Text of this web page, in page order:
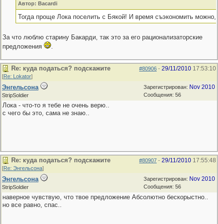
Автор: Bacardi
Тогда проще Лока поселить с Бякой! И время съэкономить
За что люблю старину Бакарди, так это за его рационализаторские
предложения
.
#80906 - 29/11/2010 17:53:10
Re: куда податься? подскажите
[Re: Lokator]
Зарегистрирован: Nov 2010
Сообщения: 56
Энгельсона
StripSoldier
Лока - что-то я тебе не очень верю..
с чего бы это, сама не знаю..
#80907 - 29/11/2010 17:55:48
Re: куда податься? подскажите
[Re: Энгельсона]
Зарегистрирован: Nov 2010
Сообщения: 56
Энгельсона
StripSoldier
наверное чувствую, что твое предложение Абсолютно бескорыстно..
но все равно, спас..